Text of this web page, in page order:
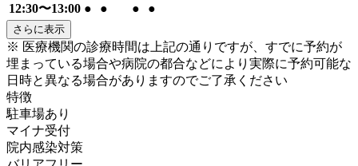
12:30〜13:00 ● ● ● ●
さらに表示
※ 医療機関の診療時間は上記の通りですが、すでに予約が
埋まっている場合や病院の都合などにより実際に予約可能な
日時と異なる場合がありますのでご了承ください
特徴
駐車場あり
マイナ受付
院内感染対策